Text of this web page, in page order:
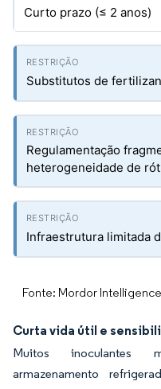
Curto prazo (≤ 2 anos)
Substitutos de
Regulamentação
heterogeneidade de
Infraestrutura limitada
Fonte: Mordor Intelligence
Curta vida útil e
Muitos inoculantes
armazenamento